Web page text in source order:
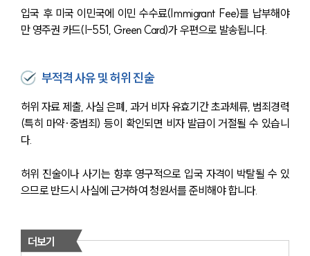
입국 후 미국 이민국에 이민 수수료(Immigrant Fee)를 납부해야
만 영주권 카드(I-551, Green Card)가 우편으로 발송됩니다.
부적격 사유 및 허위 진술
허위 자료 제출, 사실 은폐, 과거 비자 유효기간 초과체류, 범죄경력
(특히 마약·중범죄) 등이 확인되면 비자 발급이 거절될 수 있습니
다.
허위 진술이나 사기는 향후 영구적으로 입국 자격이 박탈될 수 있
으므로 반드시 사실에 근거하여 청원서를 준비해야 합니다.
더보기